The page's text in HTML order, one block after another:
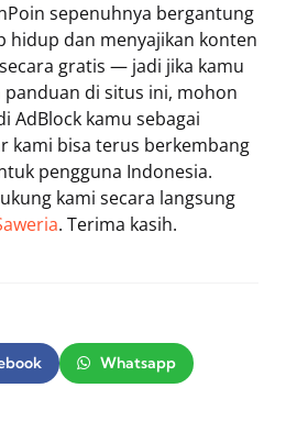
sepenuhnya bergantung
hidup dan menyajikan konten
gratis — jadi jika kamu
di situs ini, mohon
AdBlock kamu sebagai
kami bisa terus berkembang
pengguna Indonesia.
kami secara langsung
. Terima kasih.
Whatsapp